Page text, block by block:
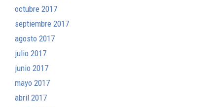
octubre 2017
septiembre 2017
agosto 2017
julio 2017
junio 2017
mayo 2017
abril 2017